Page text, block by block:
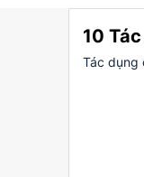
10
Tác dụng